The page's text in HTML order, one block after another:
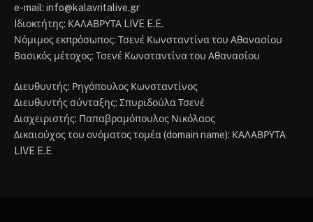
e-mail: info@kalavritalive.gr
Iδιοκτήτης: ΚΑΛΑΒΡΥΤΑ LIVE E.E.
Νόμιμος εκπρόσωπος: Τσενέ Κωνσταντίνα του Αθανασίου
Βασικός μέτοχος: Τσενέ Κωνσταντίνα του Αθανασίου
Διευθυντής: Ρηγόπουλος Κωνσταντίνος
Διευθυντής σύνταξης: Σπυριδούλα Τσενέ
Διαχειριστής: Παπαβραμόπουλος Νικόλαος
Δικαιούχος του ονόματος τομέα (domain name): ΚΑΛΑΒΡΥΤΑ
LIVE E.E